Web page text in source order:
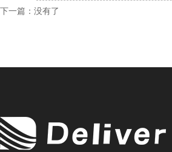
下一篇：没有了